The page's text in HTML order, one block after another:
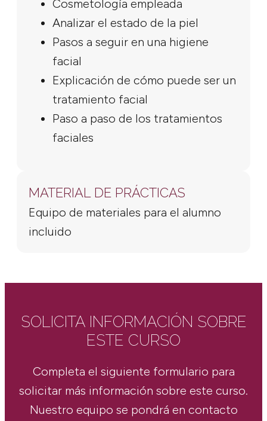
Cosmetología empleada
Analizar el estado de la piel
Pasos a seguir en una higiene
facial
Explicación de cómo puede ser un
tratamiento facial
Paso a paso de los tratamientos
faciales
MATERIAL DE PRÁCTICAS
Equipo de materiales para el alumno
incluido
SOLICITA INFORMACIÓN SOBRE
ESTE CURSO
Completa el siguiente formulario para
solicitar más información sobre este curso.
Nuestro equipo se pondrá en contacto